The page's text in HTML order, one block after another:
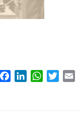
FacebookLinkedIn